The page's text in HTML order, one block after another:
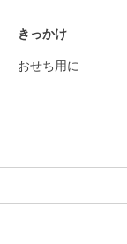
きっかけ
おせち用に